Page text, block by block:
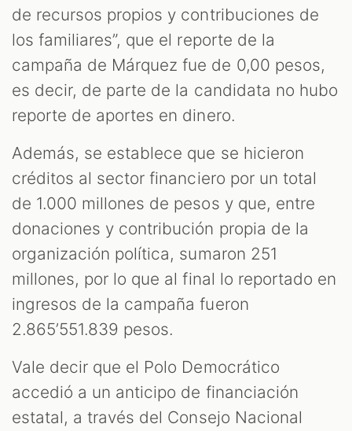
de recursos propios y contribuciones de
los familiares”, que el reporte de la
campaña de Márquez fue de 0,00 pesos,
es decir, de parte de la candidata no hubo
reporte de aportes en dinero.
Además, se establece que se hicieron
créditos al sector financiero por un total
de 1.000 millones de pesos y que, entre
donaciones y contribución propia de la
organización política, sumaron 251
millones, por lo que al final lo reportado en
ingresos de la campaña fueron
2.865’551.839 pesos.
Vale decir que el Polo Democrático
accedió a un anticipo de financiación
estatal, a través del Consejo Nacional